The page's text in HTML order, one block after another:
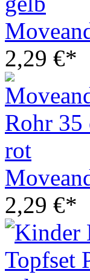
2,29 €*
2,29 €*